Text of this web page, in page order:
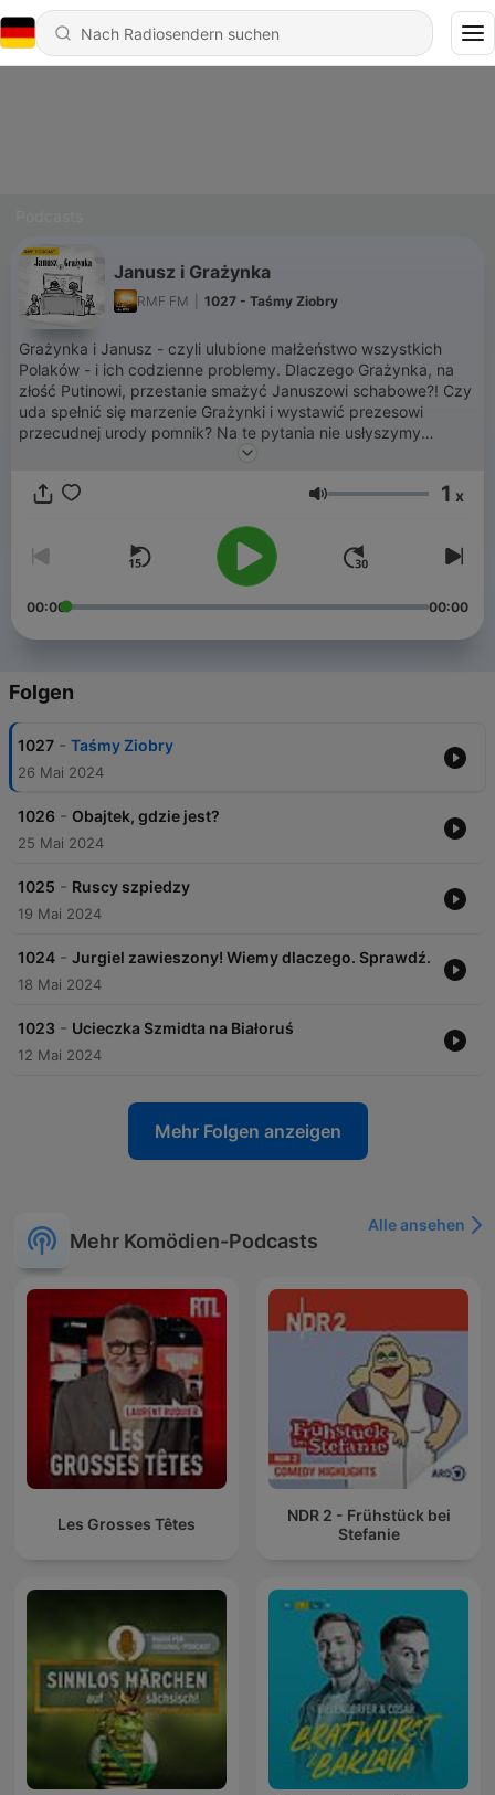
Janusz i Grażynka
RMF FM 1027 - Taśmy Ziobry
Grażynka i Janusz - czyli ulubione małżeństwo wszystkich
Polaków - i ich codzienne problemy. Dlaczego Grażynka, na
złość Putinowi, przestanie smażyć Januszowi schabowe?! Czy
uda spełnić się marzenie Grażynki i wystawić prezesowi
przecudnej urody pomnik? Na te pytania nie usłyszymy
odpowiedzi, ale na wiele innych pewnie tak! Janusz i Grażynka
Tomasz Olbratowski! W roli Grażynki - Grażynka!
Lautstärke 1 x
00:00 00:00
Folgen
1027 - Taśmy Ziobry
26 Mai 2024
1026 - Obajtek, gdzie jest?
25 Mai 2024
1025 - Ruscy szpiedzy
19 Mai 2024
1024 - Jurgiel zawieszony! Wiemy dlaczego. Sprawdź.
18 Mai 2024
1023 - Ucieczka Szmidta na Białoruś
12 Mai 2024
Mehr Folgen anzeigen
Mehr Komödien-Podcasts
Alle ansehen
Les Grosses Têtes
NDR 2 - Frühstück bei
Stefanie